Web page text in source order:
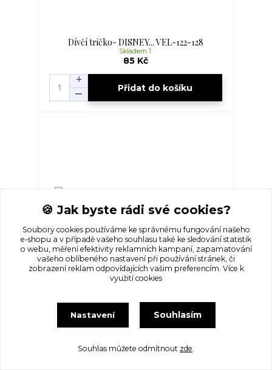
Dívčí tričko- DISNEY... VEL-122-128
85 Kč
Skladem 1
Přidat do košíku
Dívčí tričko- FRIENDS... VEL-122-128
Přidat do košíku
🍪 Jak byste rádi své cookies?
Soubory cookies používáme ke správnému fungování našeho
e-shopu a v případě vašeho souhlasu také ke sledování statistik
o webu, měření efektivity reklamních kampaní, zapamatování
vašeho oblíbeného nastavení při používání stránek, či
zobrazení reklam odpovídajících vašim preferencím. Více k
využití cookies
Nastavení Souhlasím
Souhlas můžete odmítnout zde